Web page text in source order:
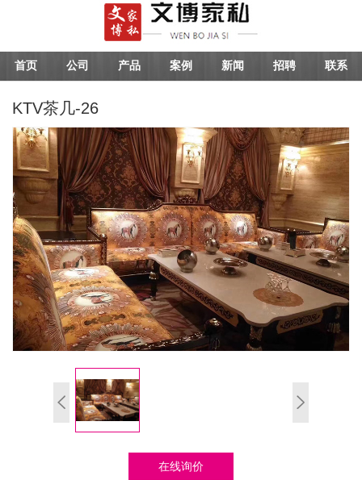
首页 公司 产品 案例 新闻 招聘 联系
KTV茶几-26
在线询价